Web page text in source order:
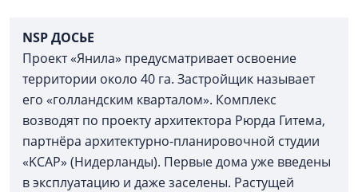
NSP ДОСЬЕ
Проект «Янила» предусматривает освоение
территории около 40 га. Застройщик называет
его «голландским кварталом». Комплекс
возводят по проекту архитектора Рюрда Гитема,
партнёра архитектурно-планировочной студии
«KCAP» (Нидерланды). Первые дома уже введены
в эксплуатацию и даже заселены. Растущей